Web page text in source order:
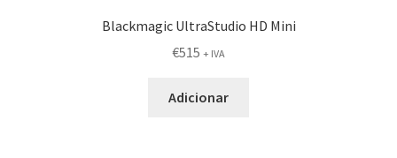
Blackmagic UltraStudio HD Mini
€515 + IVA
Adicionar